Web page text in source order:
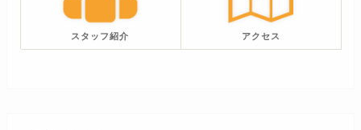
スタッフ紹介 アクセス